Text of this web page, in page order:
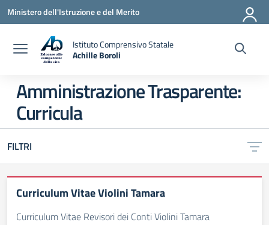
Vai ai contenuti
Vai al menu di navigazione
Vai al footer
Ministero dell'Istruzione e del Merito
Istituto Comprensivo Statale
Achille Boroli
Amministrazione Trasparente:
Curricula
FILTRI
Curriculum Vitae Violini Tamara
Curriculum Vitae Revisori dei Conti Violini Tamara